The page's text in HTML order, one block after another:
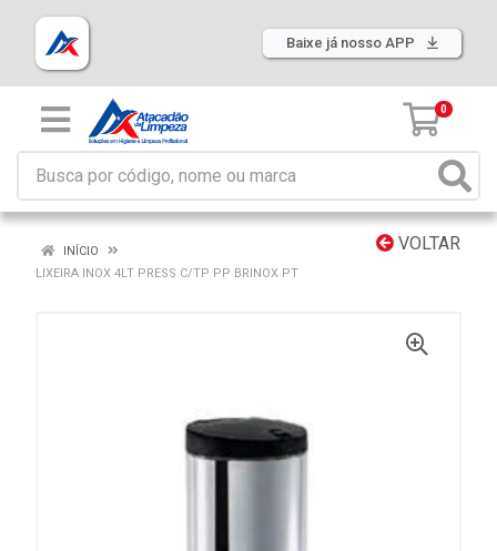
Baixe já nosso APP
0
VOLTAR
INÍCIO
LIXEIRA INOX 4LT PRESS C/TP PP BRINOX PT